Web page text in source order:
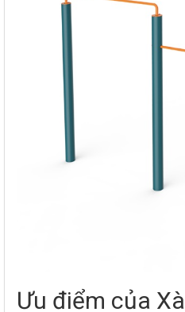
Ưu điểm của